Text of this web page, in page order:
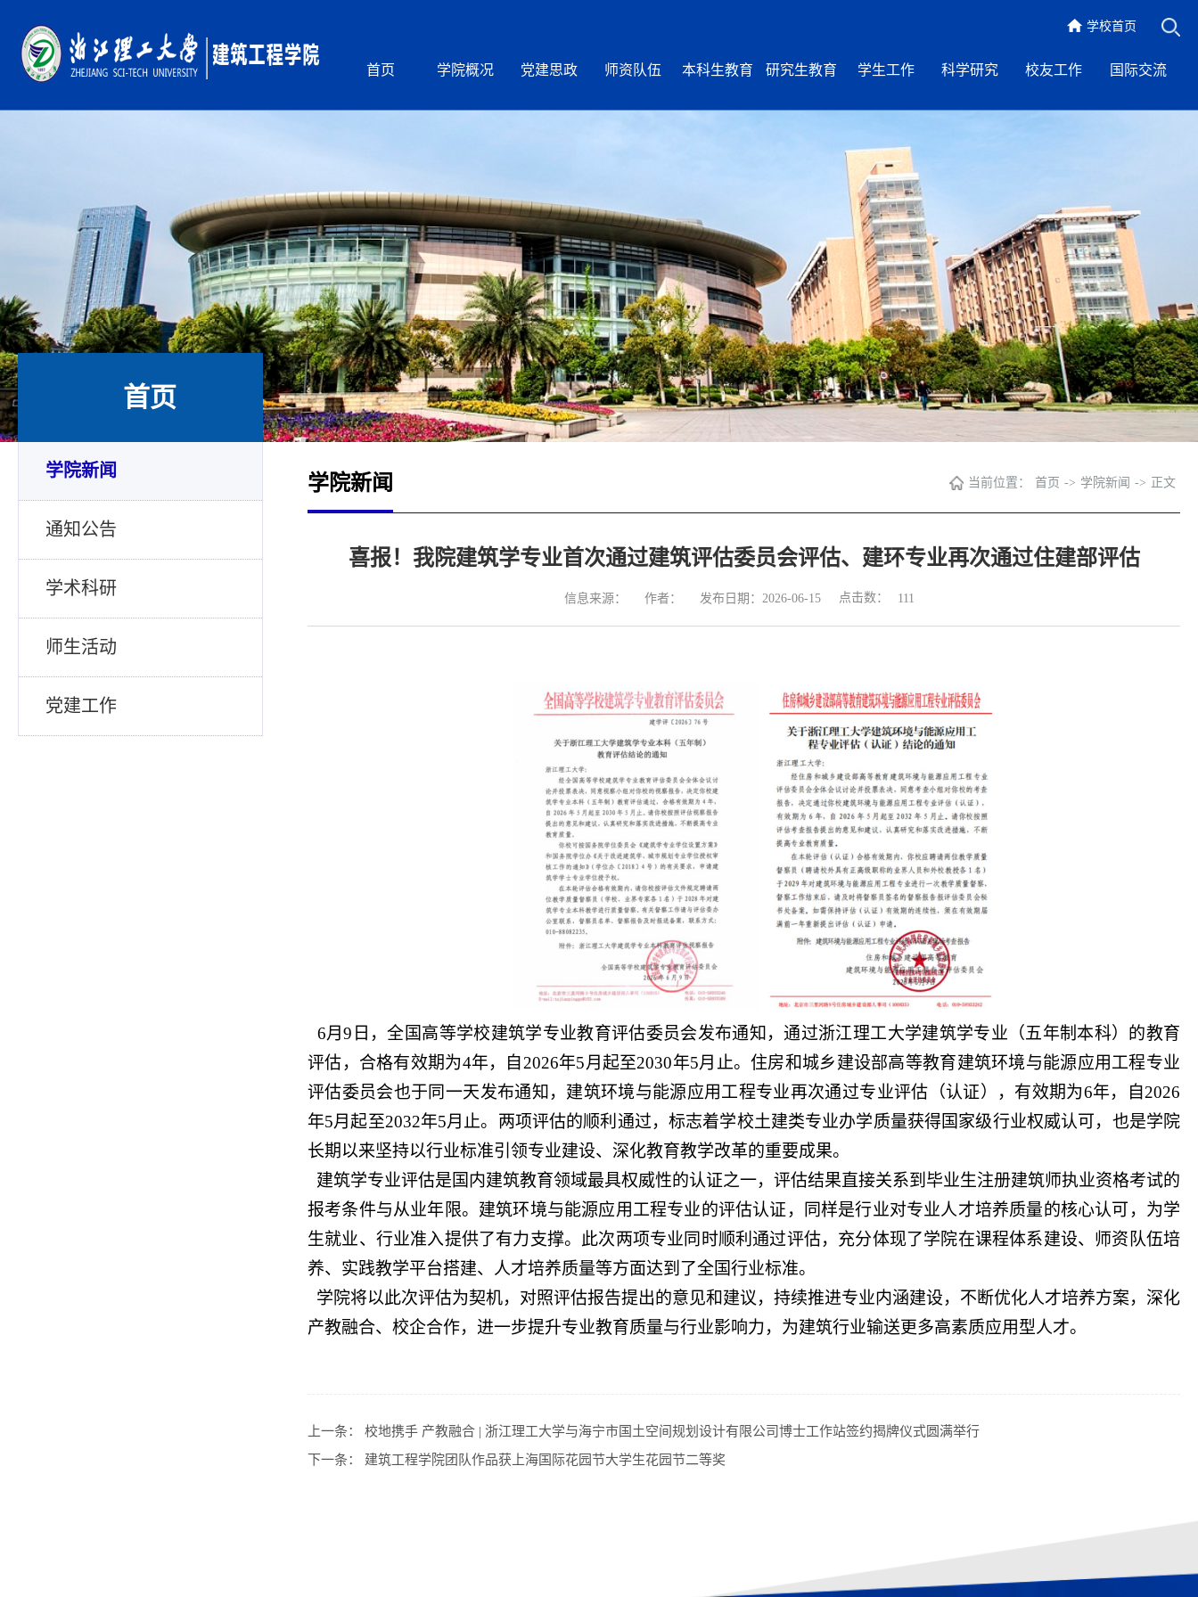
学校首页
首页 学院概况 党建思政 师资队伍 本科生教育 研究生教育 学生工作 科学研究 校友工作 国际交流
首页
学院新闻
通知公告
学术科研
师生活动
党建工作
学院新闻 当前位置： 首页 -> 学院新闻 -> 正文
喜报！我院建筑学专业首次通过建筑评估委员会评估、建环专业再次通过住建部评估
信息来源： 作者： 发布日期：2026-06-15 点击数： 111
6月9日 ，全国 高等学校建筑学专业教育评估委员会发布通知，通过浙江理工大学建筑学专业 （五年制本科） 的教育
评估， 合格有效期为4年，自2026年5月起至2030年5月止。住房和城乡建设部高等教育建筑环境与能源应用工程专业
评估委员会也于同一天发布通知， 建筑环境与能源应用工程专业再次通过专业评估（认证） ， 有效期为6年，自2026
年5月起至2032年5月止。 两项评估的顺利通过， 标志着学校土建类专业办学质量获得国家级行业权威认可 ， 也是学院
长期以来坚持以行业标准引领专业建设、深化教育教学改革的重要成果。
建筑学专业评估是国内建筑教育领域最具权威性的认证之一，评估结果直接关系到毕业生注册建筑师执业资格考试的
报考条件与从业年限。建筑环境与能源应用工程专业的评估认证，同样是行业对专业人才培养质量的核心认可，为学
生就业、行业准入提供了有力支撑。此次两项专业同时顺利通过评估，充分体现了学院在课程体系建设、师资队伍培
养、实践教学平台搭建、人才培养质量等方面达到了全国行业标准。
学院将以此次评估为契机，对照评估报告提出的意见和建议，持续推进专业内涵建设，不断优化人才培养方案，深化
产教融合、校企合作，进一步提升专业教育质量与行业影响力，为建筑行业输送更多高素质应用型人才。
上一条： 校地携手 产教融合 | 浙江理工大学与海宁市国土空间规划设计有限公司博士工作站签约揭牌仪式圆满举行
下一条： 建筑工程学院团队作品获上海国际花园节大学生花园节二等奖